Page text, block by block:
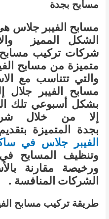
مسابح بجدة
مسابح الفيبر جلاس
الشكل المميز
شركات تركيب
والتي تتناسب مع
مسابح الفيبر
بشكل أسبوعي تلك
إلا من خلال
بجدة المتميزة
الفيبر جلاس في
وتنظيف المسابح
ورخيصة مقارنة
الشركات المنافسة .
طريقة تركيب مسابح